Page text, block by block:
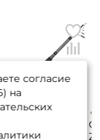
Power Tele
согласие
на